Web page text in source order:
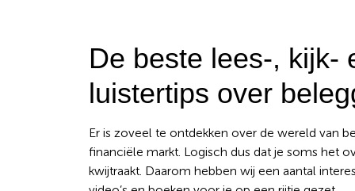
De beste lees-, kijk-
luistertips over
Er is zoveel te ontdekken over de wereld van
financiële markt. Logisch dus dat je soms het
kwijtraakt. Daarom hebben wij een aantal